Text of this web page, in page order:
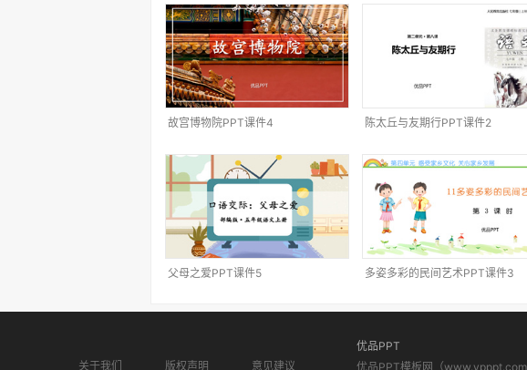
故宫博物院PPT课件4 陈太丘与友期行PPT课件2
父母之爱PPT课件5 多姿多彩的民间艺术PPT课件3
关于我们 版权声明 意见建议
优品PPT
优品PPT模板网（